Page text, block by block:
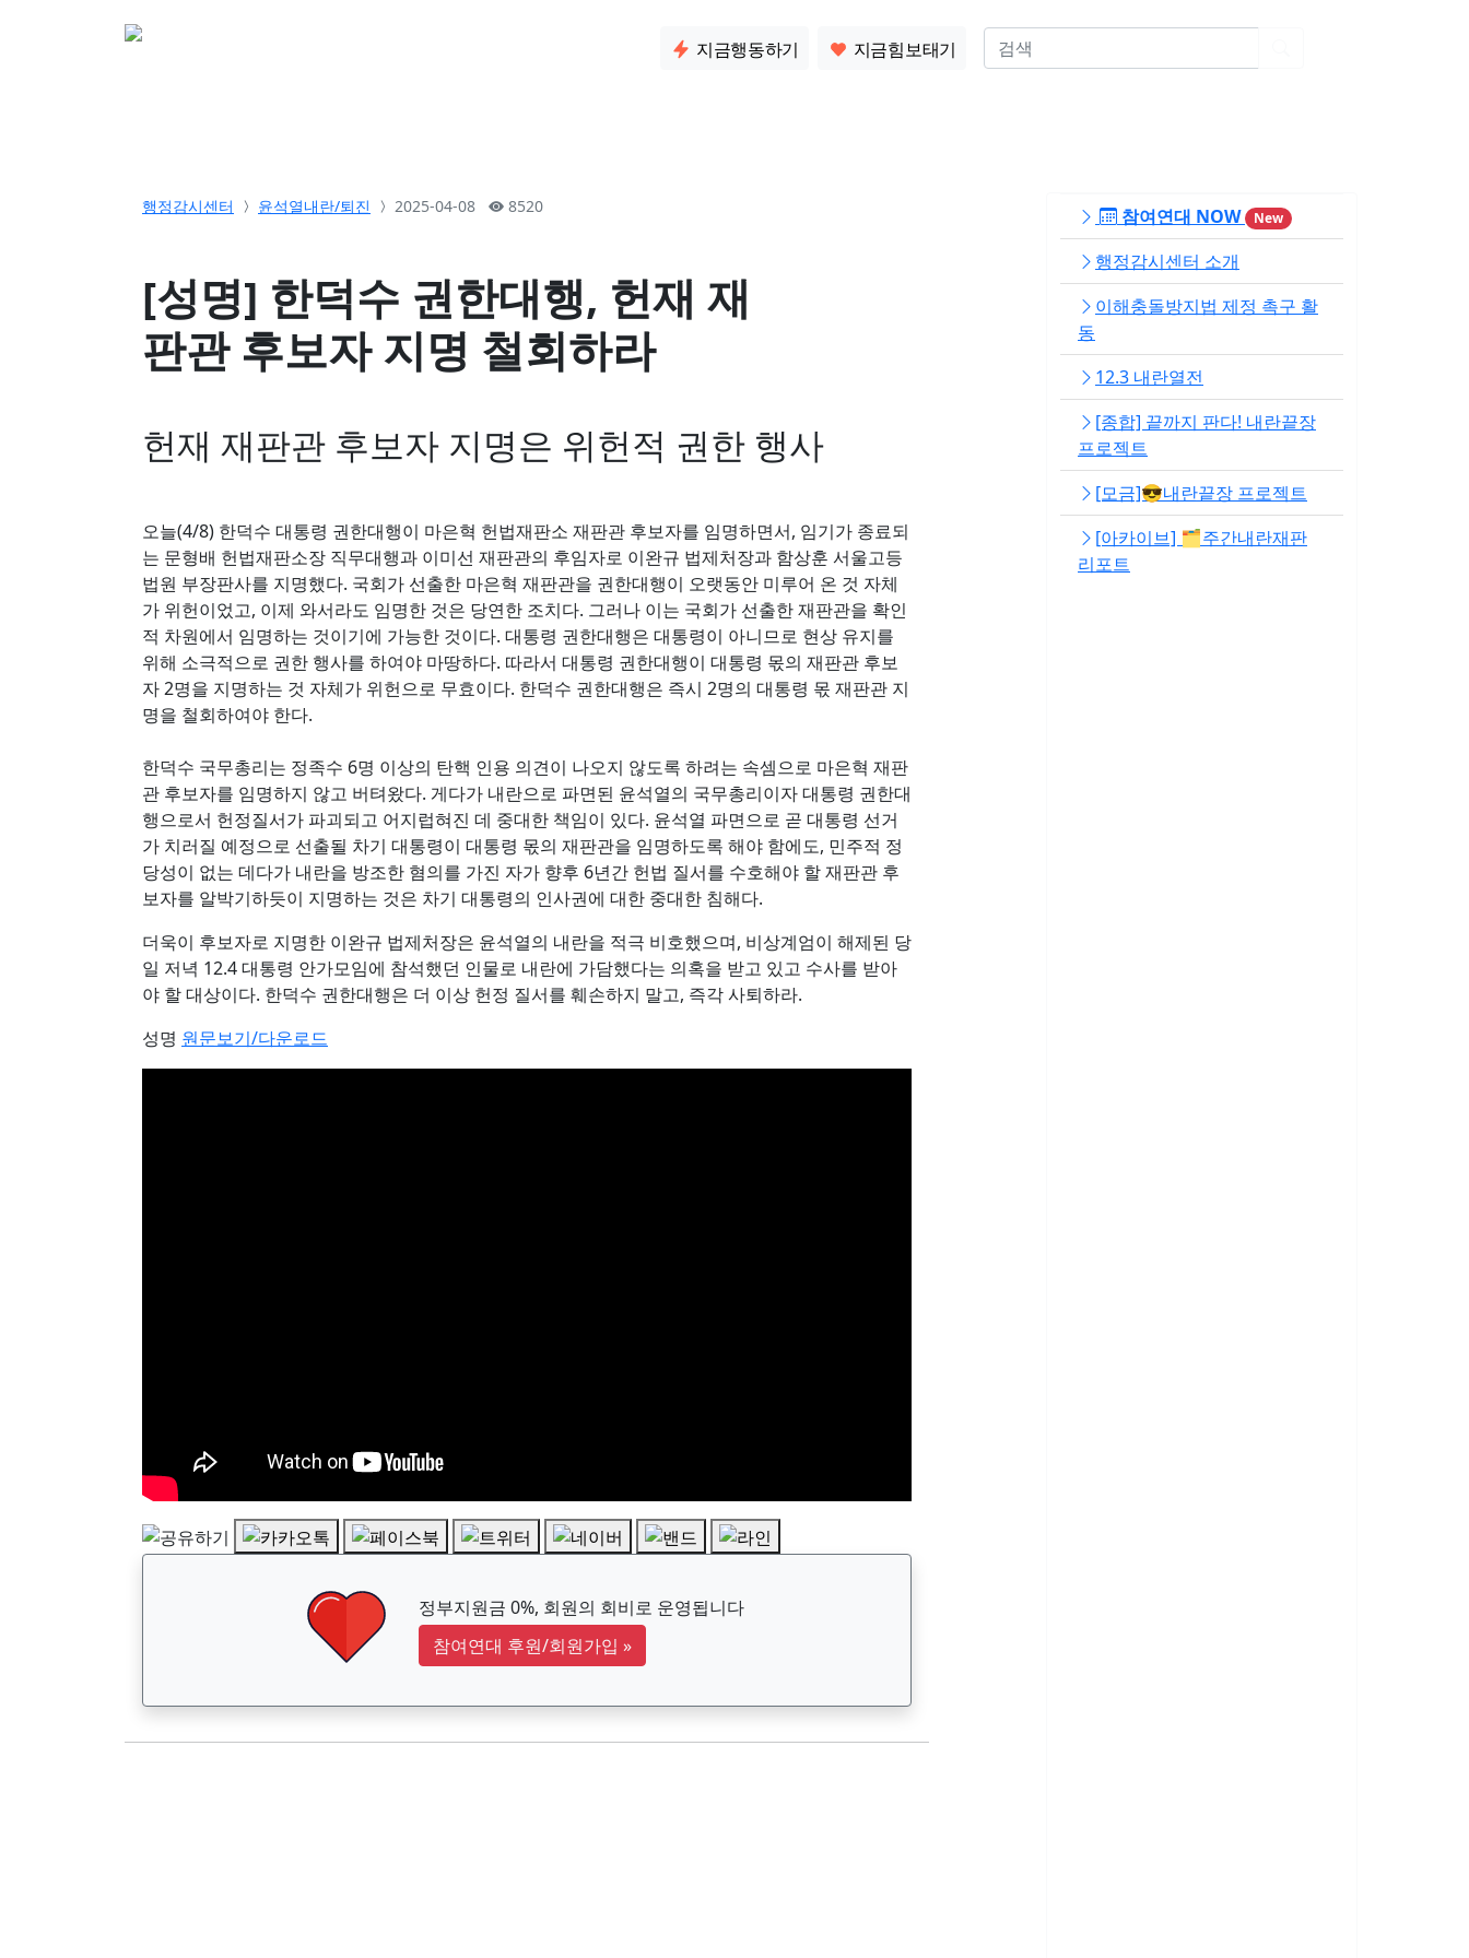
지금행동하기 지금힘보태기
행정감시센터 윤석열내란/퇴진 2025-04-08 8520
[성명] 한덕수 권한대행, 헌재 재
판관 후보자 지명 철회하라
헌재 재판관 후보자 지명은 위헌적 권한 행사
오늘(4/8) 한덕수 대통령 권한대행이 마은혁 헌법재판소 재판관 후보자를 임명하면서, 임기가 종료되
는 문형배 헌법재판소장 직무대행과 이미선 재판관의 후임자로 이완규 법제처장과 함상훈 서울고등
법원 부장판사를 지명했다. 국회가 선출한 마은혁 재판관을 권한대행이 오랫동안 미루어 온 것 자체
가 위헌이었고, 이제 와서라도 임명한 것은 당연한 조치다. 그러나 이는 국회가 선출한 재판관을 확인
적 차원에서 임명하는 것이기에 가능한 것이다. 대통령 권한대행은 대통령이 아니므로 현상 유지를
위해 소극적으로 권한 행사를 하여야 마땅하다. 따라서 대통령 권한대행이 대통령 몫의 재판관 후보
자 2명을 지명하는 것 자체가 위헌으로 무효이다. 한덕수 권한대행은 즉시 2명의 대통령 몫 재판관 지
명을 철회하여야 한다.
한덕수 국무총리는 정족수 6명 이상의 탄핵 인용 의견이 나오지 않도록 하려는 속셈으로 마은혁 재판
관 후보자를 임명하지 않고 버텨왔다. 게다가 내란으로 파면된 윤석열의 국무총리이자 대통령 권한대
행으로서 헌정질서가 파괴되고 어지럽혀진 데 중대한 책임이 있다. 윤석열 파면으로 곧 대통령 선거
가 치러질 예정으로 선출될 차기 대통령이 대통령 몫의 재판관을 임명하도록 해야 함에도, 민주적 정
당성이 없는 데다가 내란을 방조한 혐의를 가진 자가 향후 6년간 헌법 질서를 수호해야 할 재판관 후
보자를 알박기하듯이 지명하는 것은 차기 대통령의 인사권에 대한 중대한 침해다.
더욱이 후보자로 지명한 이완규 법제처장은 윤석열의 내란을 적극 비호했으며, 비상계엄이 해제된 당
일 저녁 12.4 대통령 안가모임에 참석했던 인물로 내란에 가담했다는 의혹을 받고 있고 수사를 받아
야 할 대상이다. 한덕수 권한대행은 더 이상 헌정 질서를 훼손하지 말고, 즉각 사퇴하라.
성명 원문보기/다운로드
정부지원금 0%, 회원의 회비로 운영됩니다
참여연대 후원/회원가입 »
참여연대 NOW New
행정감시센터 소개
이해충돌방지법 제정 촉구 활
동
12.3 내란열전
[종합] 끝까지 판다! 내란끝장
프로젝트
[모금]😎내란끝장 프로젝트
[아카이브] 🗂️주간내란재판
리포트